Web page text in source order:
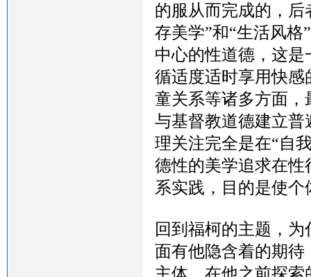
的服从而完成的，
存美学”和“生活风
中心的性道德，这
循适度适时享用快
童关系等诸多方面
与基督教道德建立
理关注完全是在“自
德性的美学追求在
系实践，目的是使个
回到福柯的主题，
面有他隐含着的期
主体，在他之前探